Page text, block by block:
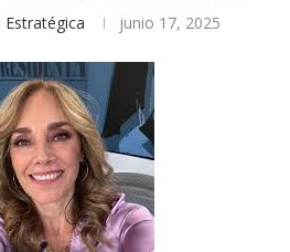
junio 17, 2025